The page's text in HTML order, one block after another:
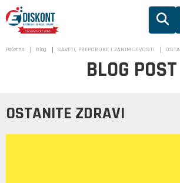
Početna Blog SAVETI, PREPORUKE I ZANIMLJIVOSTI
BLOG POST
OSTANITE ZDRAVI